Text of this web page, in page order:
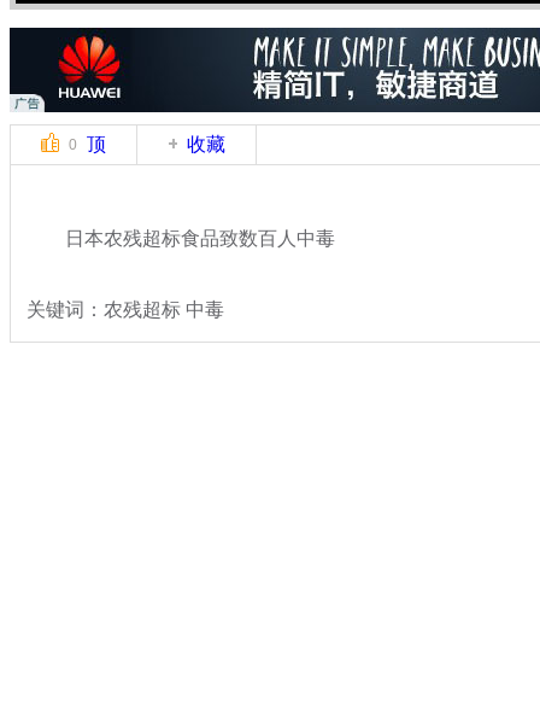
0 顶 收藏
日本农残超标食品致数百人中毒
关键词：农残超标 中毒